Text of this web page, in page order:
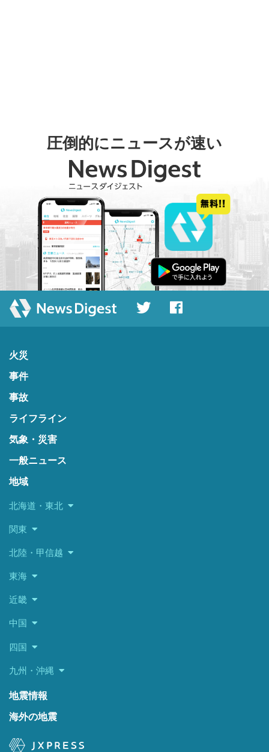
圧倒的にニュースが速い
火災
事件
事故
ライフライン
気象・災害
一般ニュース
地域
北海道・東北
関東
北陸・甲信越
東海
近畿
中国
四国
九州・沖縄
地震情報
海外の地震